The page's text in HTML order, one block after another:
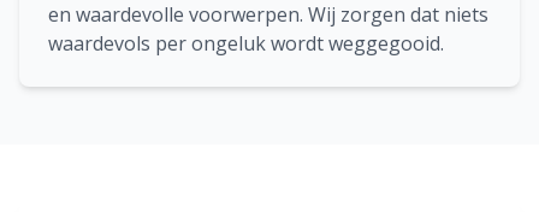
en waardevolle voorwerpen. Wij zorgen dat niets
waardevols per ongeluk wordt weggegooid.